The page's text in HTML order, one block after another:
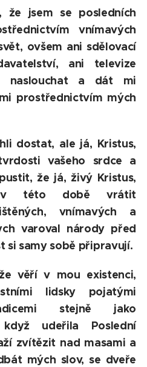
že jsem se posledních
vnímavých
, ovšem ani sdělovací
ani televize
naslouchat a dát mi
prostřednictvím mých
dostat, ale já, Kristus,
vašeho srdce a
že já, živý Kristus,
době vrátit
vnímavých a
varoval národy před
si samy sobě připravují.
věří v mou existenci,
lidsky pojatými
stejně jako
udeřila Poslední
zvítězit nad masami a
mých slov, se dveře